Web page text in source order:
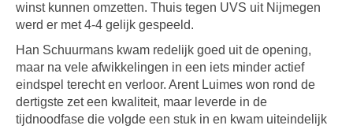
winst kunnen omzetten. Thuis tegen UVS uit Nijmegen
werd er met 4-4 gelijk gespeeld.
Han Schuurmans kwam redelijk goed uit de opening,
maar na vele afwikkelingen in een iets minder actief
eindspel terecht en verloor. Arent Luimes won rond de
dertigste zet een kwaliteit, maar leverde in de
tijdnoodfase die volgde een stuk in en kwam uiteindelijk